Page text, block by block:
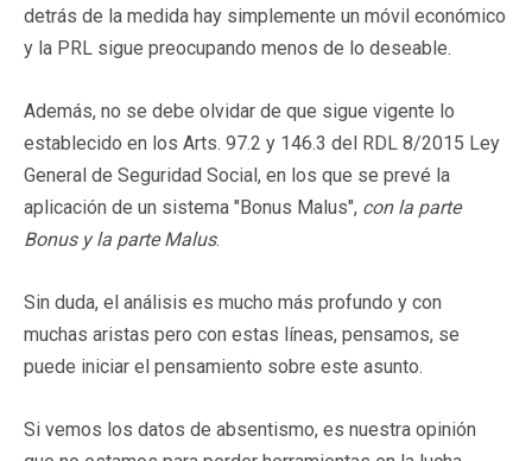
detrás de la medida hay simplemente un móvil económico
y la PRL sigue preocupando menos de lo deseable.
Además, no se debe olvidar de que sigue vigente lo
establecido en los Arts. 97.2 y 146.3 del RDL 8/2015 Ley
General de Seguridad Social, en los que se prevé la
aplicación de un sistema "Bonus Malus", con la parte
Bonus y la parte Malus.
Sin duda, el análisis es mucho más profundo y con
muchas aristas pero con estas líneas, pensamos, se
puede iniciar el pensamiento sobre este asunto.
Si vemos los datos de absentismo, es nuestra opinión